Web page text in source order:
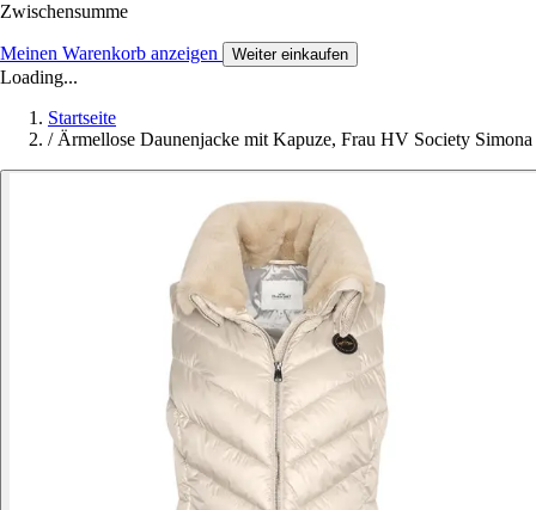
Zwischensumme
Meinen Warenkorb anzeigen Weiter einkaufen
Loading...
Startseite
/ Ärmellose Daunenjacke mit Kapuze, Frau HV Society Simona